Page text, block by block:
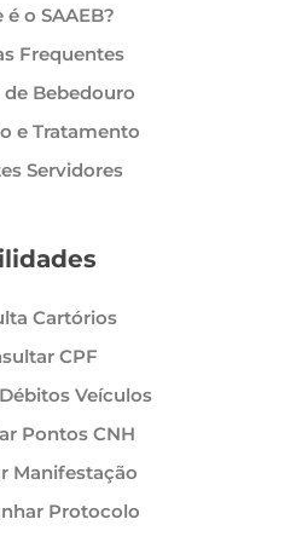
é o SAAEB?
Frequentes
Bebedouro
e Tratamento
Servidores
Cartórios
CPF
Veículos
Pontos CNH
Manifestação
Protocolo